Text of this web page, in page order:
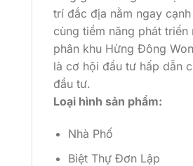
trí đắc địa nằm ngay
cùng tiềm năng phát triển
phân khu Hừng Đông
là cơ hội đầu tư hấp dẫn
đầu tư.
Loại hình sản phẩm:
Nhà Phố
Biệt Thự Đơn Lập